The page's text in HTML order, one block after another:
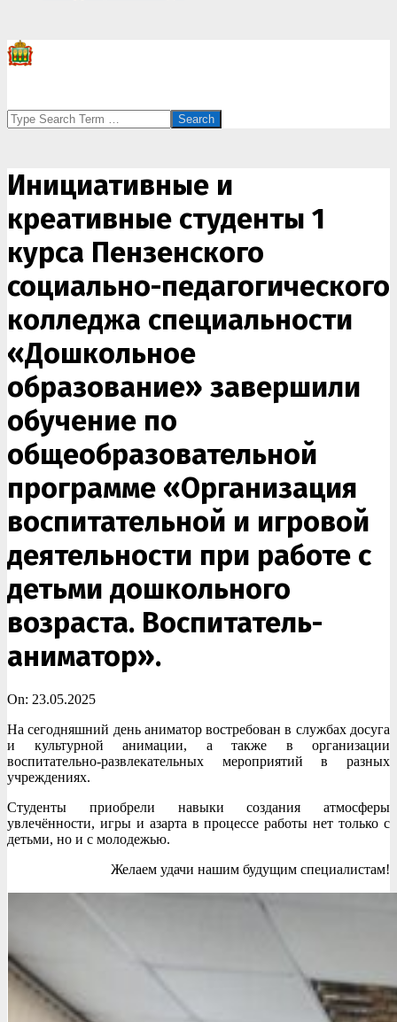
Search
Инициативные и
креативные студенты 1
курса Пензенского
социально-педагогического
колледжа специальности
«Дошкольное
образование» завершили
обучение по
общеобразовательной
программе «Организация
воспитательной и игровой
деятельности при работе с
детьми дошкольного
возраста. Воспитатель-
аниматор».
On: 23.05.2025
На сегодняшний день аниматор востребован в службах досуга
и культурной анимации, а также в организации
воспитательно-развлекательных мероприятий в разных
учреждениях.
Студенты приобрели навыки создания атмосферы
увлечённости, игры и азарта в процессе работы нет только с
детьми, но и с молодежью.
Желаем удачи нашим будущим специалистам!